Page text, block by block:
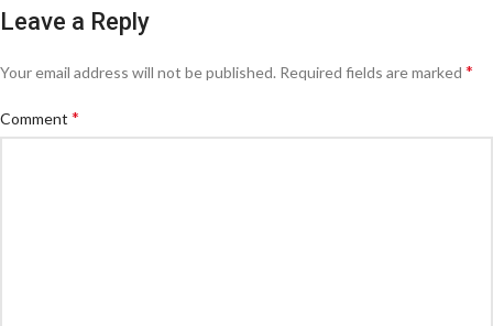
Leave a Reply
Your email address will not be published. Required fields are marked *
Comment *